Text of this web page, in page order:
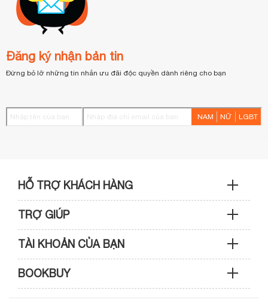
Đăng ký nhận bản tin
Đừng bỏ lỡ những tin nhắn ưu đãi độc quyền dành riêng cho bạn
NAM NỮ LGBT
HỖ TRỢ KHÁCH HÀNG
Sản phẩm & Đơn hàng: 0933 109 009
Kỹ thuật & Bảo hành: 0989 439 986
Điện thoại: (028) 3820 7153 (giờ hành chính)
TRỢ GIÚP
Hướng dẫn mua hàng
TÀI KHOẢN CỦA BẠN
Cập nhật tài khoản
BOOKBUY